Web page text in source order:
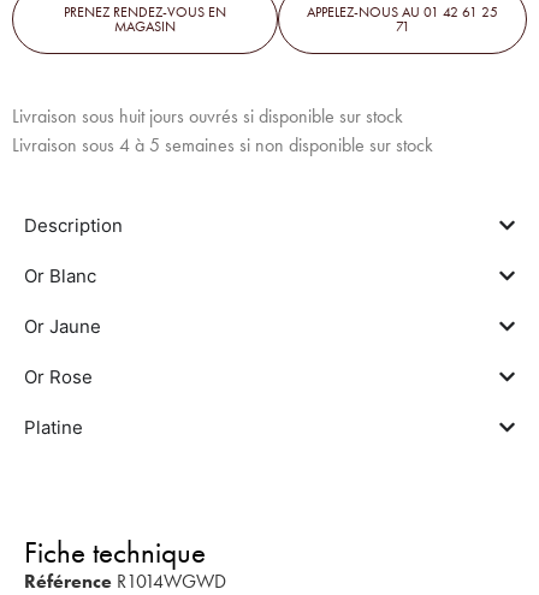
PRENEZ RENDEZ-VOUS EN
MAGASIN
APPELEZ-NOUS AU 01 42 61 25
71
Livraison sous huit jours ouvrés si disponible sur stock
Livraison sous 4 à 5 semaines si non disponible sur stock
Description
Or Blanc
Or Jaune
Or Rose
Platine
Fiche technique
Référence R1014WGWD